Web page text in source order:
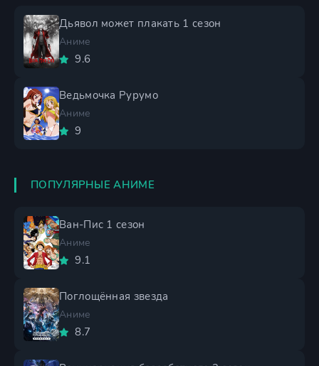
Дьявол может плакать 1 сезон
Аниме
9.6
Ведьмочка Рурумо
Аниме
9
ПОПУЛЯРНЫЕ АНИМЕ
Ван-Пис 1 сезон
Аниме
9.1
Поглощённая звезда
Аниме
8.7